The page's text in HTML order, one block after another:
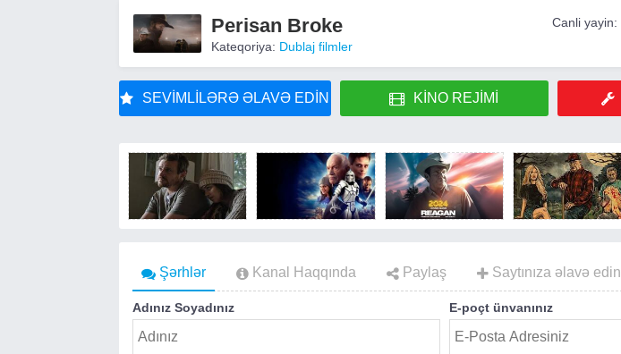
Perisan Broke
Kateqoriya: Dublaj filmler
Canli yayin:
SEVIMLILƏRƏ ƏLAVƏ EDIN KINO REJIMI
Şərhlər Kanal Haqqında Paylaş Saytınıza əlavə edin
Adınız Soyadınız E-poçt ünvanınız